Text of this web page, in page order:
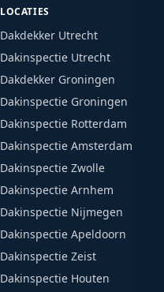
LOCATIES
Dakdekker Utrecht
Dakinspectie Utrecht
Dakdekker Groningen
Dakinspectie Groningen
Dakinspectie Rotterdam
Dakinspectie Amsterdam
Dakinspectie Zwolle
Dakinspectie Arnhem
Dakinspectie Nijmegen
Dakinspectie Apeldoorn
Dakinspectie Zeist
Dakinspectie Houten